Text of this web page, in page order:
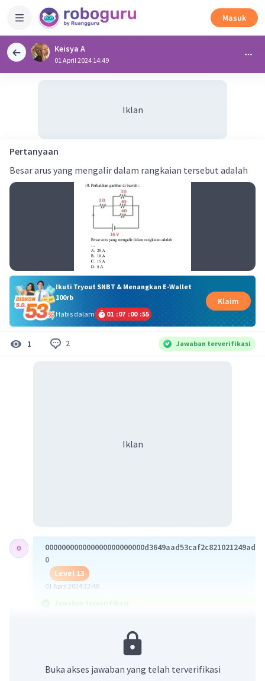
Masuk
Keisya A
01 April 2024 14:49
Iklan
Pertanyaan
Besar arus yang mengalir dalam rangkaian tersebut adalah
Ikuti Tryout SNBT & Menangkan E-Wallet
100rb
Habis dalam
01 :07 :00 :55
Klaim
1 2 Jawaban terverifikasi
Iklan
0
Level 13
01 April 2024 22:48
Jawaban terverifikasi
Tegangan total (Vt)= 16 V
Hambatan 1 (R1) = 3𝞨
Buka akses jawaban yang telah terverifikasi